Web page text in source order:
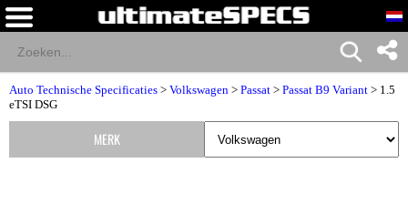
Auto Technische Specificaties > Volkswagen > Passat > Passat B9 Variant > 1.5
eTSI DSG
MERK